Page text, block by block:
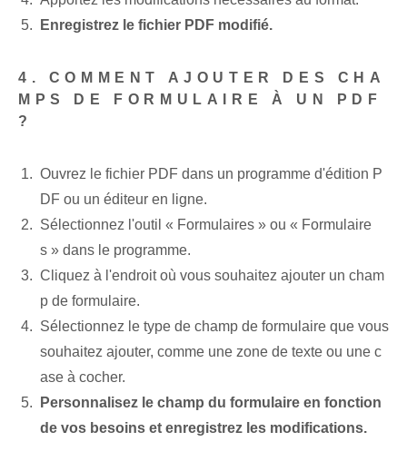
Enregistrez le fichier PDF modifié.
4. COMMENT AJOUTER DES CHA
MPS DE FORMULAIRE À UN PDF
?
Ouvrez le fichier PDF dans un programme d'édition P
DF ou un éditeur en ligne.
Sélectionnez l'outil « Formulaires » ou « Formulaire
s » dans le programme.
Cliquez à l'endroit où vous souhaitez ajouter un cham
p de formulaire.
Sélectionnez le type de champ de formulaire que vous
souhaitez ajouter, comme une zone de texte ou une c
ase à cocher.
Personnalisez le champ du formulaire en fonction
de vos besoins et enregistrez les modifications.